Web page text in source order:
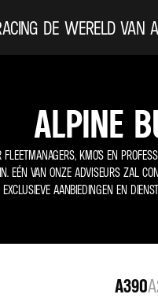
DE WERELD VAN
ALPINE
FLEETMANAGERS, KMO’S EN
EÉN VAN ONZE ADVISEURS ZAL
AANBIEDINGEN EN
A390